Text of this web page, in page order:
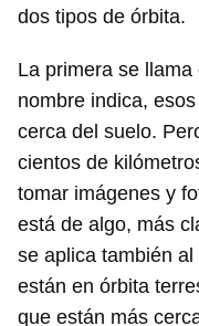
dos tipos de órbita.
La primera se
nombre indica,
cerca del suelo.
cientos de
tomar imágenes y
está de algo, más
se aplica también
están en órbita
que están más